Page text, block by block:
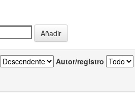
Autor/registro